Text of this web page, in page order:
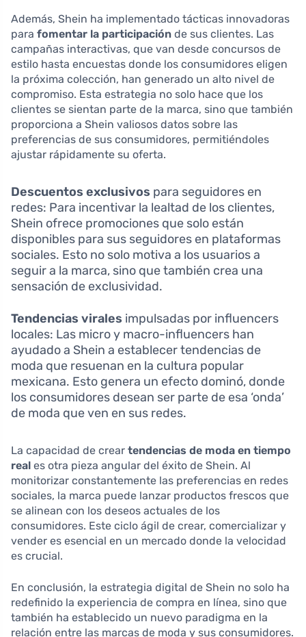
Además, Shein ha implementado tácticas innovadoras
para fomentar la participación de sus clientes. Las
campañas interactivas, que van desde concursos de
estilo hasta encuestas donde los consumidores eligen
la próxima colección, han generado un alto nivel de
compromiso. Esta estrategia no solo hace que los
clientes se sientan parte de la marca, sino que también
proporciona a Shein valiosos datos sobre las
preferencias de sus consumidores, permitiéndoles
ajustar rápidamente su oferta.
Descuentos exclusivos para seguidores en
redes: Para incentivar la lealtad de los clientes,
Shein ofrece promociones que solo están
disponibles para sus seguidores en plataformas
sociales. Esto no solo motiva a los usuarios a
seguir a la marca, sino que también crea una
sensación de exclusividad.
Tendencias virales impulsadas por influencers
locales: Las micro y macro-influencers han
ayudado a Shein a establecer tendencias de
moda que resuenan en la cultura popular
mexicana. Esto genera un efecto dominó, donde
los consumidores desean ser parte de esa ‘onda’
de moda que ven en sus redes.
La capacidad de crear tendencias de moda en tiempo
real es otra pieza angular del éxito de Shein. Al
monitorizar constantemente las preferencias en redes
sociales, la marca puede lanzar productos frescos que
se alinean con los deseos actuales de los
consumidores. Este ciclo ágil de crear, comercializar y
vender es esencial en un mercado donde la velocidad
es crucial.
En conclusión, la estrategia digital de Shein no solo ha
redefinido la experiencia de compra en línea, sino que
también ha establecido un nuevo paradigma en la
relación entre las marcas de moda y sus consumidores.